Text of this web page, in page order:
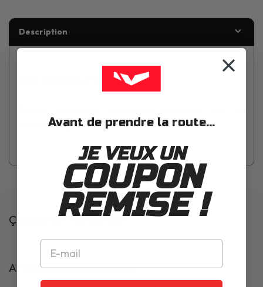
Description
casques intégraux C10
Ça pourrait t'intéresser
Articles complémentaires
Avant de prendre la route...
JE VEUX UN
COUPON
REMISE !